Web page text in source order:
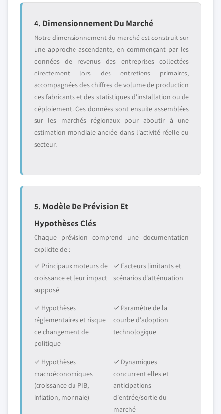
4. Dimensionnement Du Marché
Notre dimensionnement du marché est construit sur
une approche ascendante, en commençant par les
données de revenus des entreprises collectées
directement lors des entretiens primaires,
accompagnées des chiffres de volume de production
des fabricants et des statistiques d'installation ou de
déploiement. Ces données sont ensuite assemblées
sur les marchés régionaux pour aboutir à une
estimation mondiale ancrée dans l'activité réelle du
secteur.
5. Modèle De Prévision Et
Hypothèses Clés
Chaque prévision comprend une documentation
explicite de :
✓ Principaux moteurs de
croissance et leur impact
supposé
✓ Facteurs limitants et
scénarios d'atténuation
✓ Hypothèses
réglementaires et risque
de changement de
politique
✓ Paramètre de la
courbe d'adoption
technologique
✓ Hypothèses
macroéconomiques
(croissance du PIB,
inflation, monnaie)
✓ Dynamiques
concurrentielles et
anticipations
d'entrée/sortie du
marché